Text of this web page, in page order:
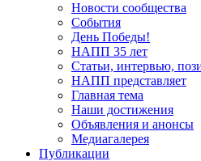
Новости сообщества
События
День Победы!
НАПП 35 лет
Статьи, интервью,
НАПП представляет
Главная тема
Наши достижения
Объявления и анонсы
Медиагалерея
Публикации